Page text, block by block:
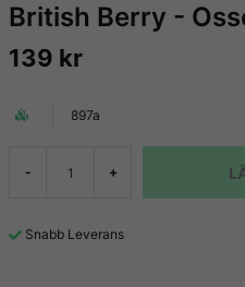
British Berry -
139 kr
897a
- +
Snabb Leverans